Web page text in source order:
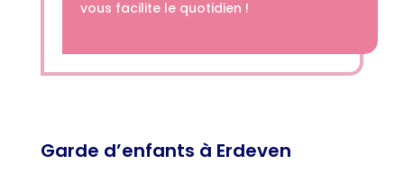
vous facilite le quotidien !
Garde d’enfants à Erdeven